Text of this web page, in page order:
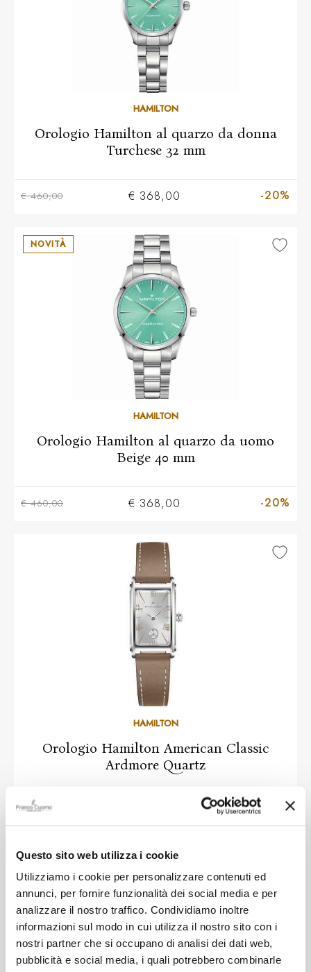
Questo sito web utilizza i cookie
Utilizziamo i cookie per personalizzare contenuti ed
annunci, per fornire funzionalità dei social media e per
analizzare il nostro traffico. Condividiamo inoltre
informazioni sul modo in cui utilizza il nostro sito con i
nostri partner che si occupano di analisi dei dati web,
pubblicità e social media, i quali potrebbero combinarle
HAMILTON
Orologio Hamilton al quarzo da donna
Turchese 32 mm
€ 460,00 € 368,00 -20%
NOVITÀ
HAMILTON
Orologio Hamilton al quarzo da uomo
Beige 40 mm
€ 460,00 € 368,00 -20%
HAMILTON
Orologio Hamilton American Classic
Ardmore Quartz
€ 520,00 -20%